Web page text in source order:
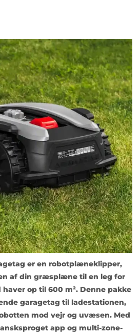
er en robotplæneklipper,
af din græsplæne til en leg for
op til 600 m². Denne pakke
garagetag til ladestationen,
mod vejr og uvæsen. Med
app og multi-zone-